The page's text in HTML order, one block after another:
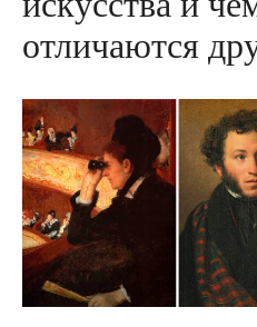
отличаются